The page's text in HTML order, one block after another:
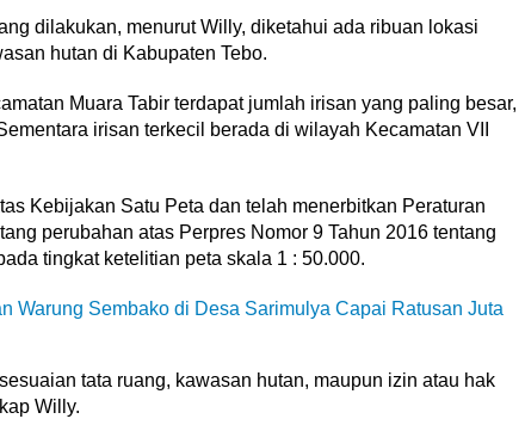
dilakukan, menurut Willy, diketahui ada ribuan lokasi
hutan di Kabupaten Tebo.
Muara Tabir terdapat jumlah irisan yang paling besar,
irisan terkecil berada di wilayah Kecamatan VII
Kebijakan Satu Peta dan telah menerbitkan Peraturan
perubahan atas Perpres Nomor 9 Tahun 2016 tentang
tingkat ketelitian peta skala 1 : 50.000.
Warung Sembako di Desa Sarimulya Capai Ratusan Juta
tata ruang, kawasan hutan, maupun izin atau hak
Willy.